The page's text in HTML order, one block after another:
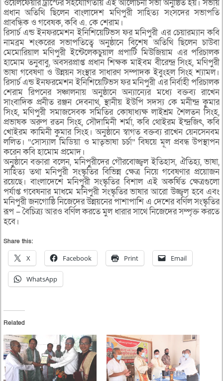
ওয়েলফেয়ার ট্রাস্টের সহযোগিতায় এই আলোচনা সভা অনুষ্ঠিত হয়। সভায়
প্রধান অতিথি ছিলেন বাংলাদেশ মণিপুরী সাহিত্য সংসদের সভাপতি
প্রাবন্ধিক ও গবেষক, কবি এ. কে শেরাম।
রিসার্চ এন্ড ইনফরমেশন ইনিশিয়েটিভস ফর মনিপুরী এর চেয়ারম্যান কবি
নামব্রম শংকরের সভাপতিত্বে অনুষ্ঠানে বিশেষ অতিথি ছিলেন চাউবা
মেমোরিয়াল মণিপুরী ইন্টেলেকচুয়াল প্রপার্টি মিউজিয়াম এর পরিচালক
হামোম তনুবাবু, অবসরপ্রাপ্ত প্রধান শিক্ষক মাইবম বীরেন্দ্র সিংহ, মণিপুরী
ভাষা গবেষণা ও উন্নয়ন সংস্থার সাধারণ সম্পাদক ইবুংহল সিংহ শ্যামল।
রিসার্চ এন্ড ইনফরমেশন ইনিশিয়েটিভস ফর মনিপুরী এর নির্বাহী পরিচালক
শেরাম রিপনের সঞ্চালনায় অনুষ্ঠানে অন্যান্যের মধ্যে বক্তব্য রাখেন
সাংবাদিক প্রনীত রঞ্জন দেবনাথ, স্থানীয় ইউপি সদস্য কে মনীন্দ্র কুমার
সিংহ, মণিপুরী সমাজসেবক সমিতির কোষাধ্যক্ষ লাইশ্রম শৈলতন সিংহ,
প্রভাষক অরুপ রতন সিংহ, সৌদামিনী শর্মা, কবি থোইরম ইন্দ্রজিৎ, কবি
খোইরম কামিনী কুমার সিংহ। অনুষ্ঠানে স্বাগত বক্তব্য রাখেন য়েনসেনবম
ললিত। “সোস্যাল মিডিয়া ও মাতৃভাষা চর্চা” বিষয়ে মূল প্রবন্ধ উপস্থাপন
করেন কবি হামোম প্রমোদ।
অনুষ্ঠানে বক্তারা বলেন, মনিপুরীদের গৌরবোজ্জ্বল ইতিহাস, ঐতিহ্য, ভাষা,
সাহিত্য তথা মনিপুরী সংস্কৃতির বিভিন্ন ক্ষেত্র নিয়ে গবেষণার প্রয়োজন
রয়েছে। বাংলাদেশে মনিপুরী সংস্কৃতির বিশাল এই অকর্ষিত ক্ষেত্রগুলো
পর্যাপ্ত গবেষনার মাধমে মনিপুরী সংস্কৃতির ভাষার আরো উজ্জ্বল হবে এবং
মনিপুরী জনগোষ্ঠি নিজেদের উন্নয়নের পাশাপাশি এ দেশের বর্ণিল সংস্কৃতির
রূপ – বৈচিত্র্য আরও বর্ণিল করতে মুল ধারার সাথে নিজেদের সম্পৃক্ত করতে
হবে।
Share this:
X Facebook Print Email
WhatsApp
Related